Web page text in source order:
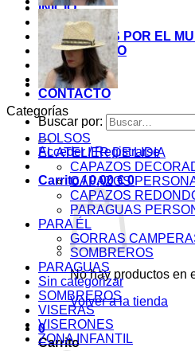
INICIO
TIENDA
MIS COSITAS POR EL
EL COMIENZO
BLOG
PAGOS
CONTACTO
Buscar por:
Acceder / Registrarse
Carrito /0,00€ 0
No hay productos en
Volver a la tienda
0
Carrito
Categorías
BOLSOS
EL ATELIER DE LIDIA
CAPAZOS
CAPAZOS
CAPAZOS
PARAGUAS
PARA ÉL
GORRAS
SOMBREROS
PARAGUAS
Sin categorizar
SOMBREROS
VISERAS
VISERONES
ZONA INFANTIL